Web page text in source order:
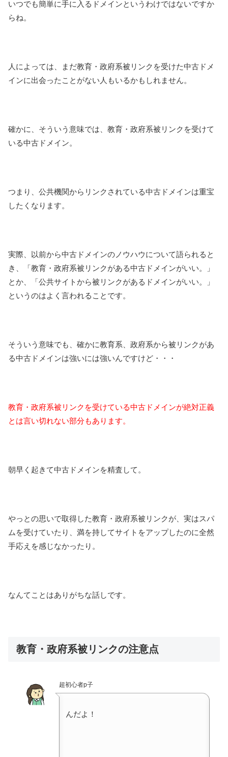
いつでも簡単に手に入るドメインというわけではないですか
らね。
人によっては、まだ教育・政府系被リンクを受けた中古ドメ
インに出会ったことがない人もいるかもしれません。
確かに、そういう意味では、教育・政府系被リンクを受けて
いる中古ドメイン。
つまり、公共機関からリンクされている中古ドメインは重宝
したくなります。
実際、以前から中古ドメインのノウハウについて語られると
き、「教育・政府系被リンクがある中古ドメインがいい。」
とか、「公共サイトから被リンクがあるドメインがいい。」
というのはよく言われることです。
そういう意味でも、確かに教育系、政府系から被リンクがあ
る中古ドメインは強いには強いんですけど・・・
教育・政府系被リンクを受けている中古ドメインが絶対正義
とは言い切れない部分もあります。
朝早く起きて中古ドメインを精査して。
やっとの思いで取得した教育・政府系被リンクが、実はスパ
ムを受けていたり、満を持してサイトをアップしたのに全然
手応えを感じなかったり。
なんてことはありがちな話しです。
教育・政府系被リンクの注意点
超初心者p子
んだよ！